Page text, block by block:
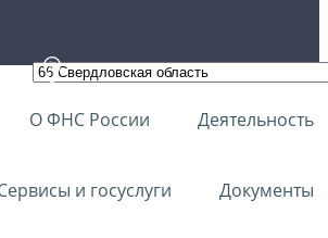
О ФНС России Деятельность
и госуслуги Документы